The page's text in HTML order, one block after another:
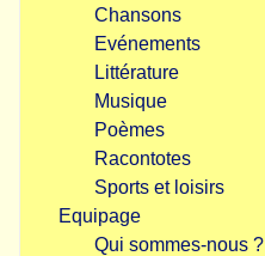
Chansons
Evénements
Littérature
Musique
Poèmes
Racontotes
Sports et loisirs
Equipage
Qui sommes-nous ?